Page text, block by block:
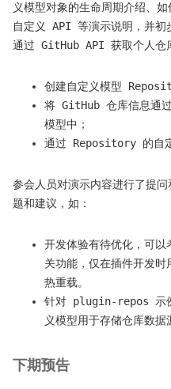
义模型对象的生命周期介绍、
自定义 API 等演示说明，并初
通过 GitHub API 获取个人仓
创建自定义模型
将 GitHub 仓库信息通
模型中；
通过 Repository 的自
参会人员对演示内容进行了提
题和建议，如：
开发体验有待优化，可
关功能，仅在插件开发
热重载。
针对 plugin-repos 示例
义模型用于存储仓库数据
下期预告